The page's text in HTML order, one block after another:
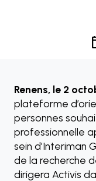
Renens, le 2
plateforme
personnes
professionnelle
sein d’Interiman
de la recherche
dirigera Activis